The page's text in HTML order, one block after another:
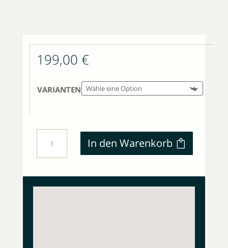
199,00 €
VARIANTEN
LENORMAND
LERNEN
MENGE
In den Warenkorb